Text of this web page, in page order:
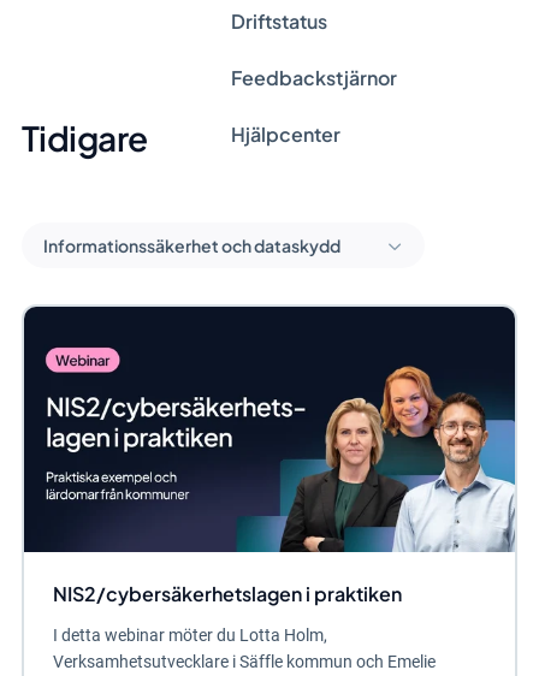
Driftstatus
Feedbackstjärnor
Hjälpcenter
Tidigare
Informationssäkerhet och dataskydd
NIS2/cybersäkerhetslagen i praktiken
I detta webinar möter du Lotta Holm,
Verksamhetsutvecklare i Säffle kommun och Emelie